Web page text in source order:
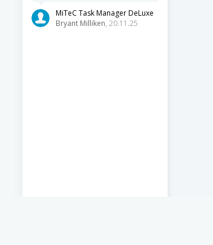
MiTeC Task Manager DeLuxe
Bryant Milliken, 20.11.25